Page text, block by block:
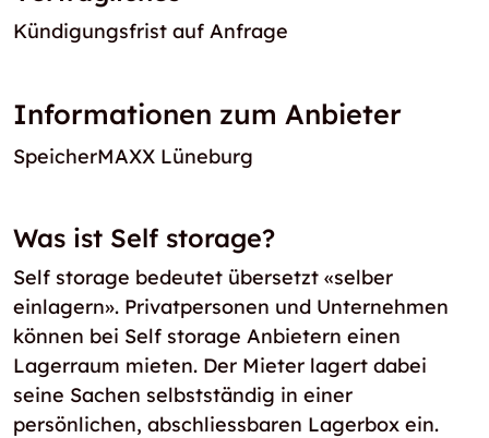
Kündigungsfrist auf Anfrage
Informationen zum Anbieter
SpeicherMAXX Lüneburg
Was ist Self storage?
Self storage bedeutet übersetzt «selber
einlagern». Privatpersonen und Unternehmen
können bei Self storage Anbietern einen
Lagerraum mieten. Der Mieter lagert dabei
seine Sachen selbstständig in einer
persönlichen, abschliessbaren Lagerbox ein.